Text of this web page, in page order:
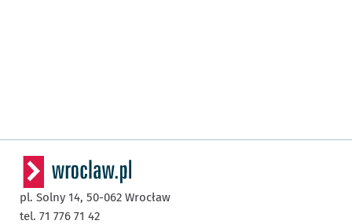
pl. Solny 14, 50-062 Wrocław
tel. 71 776 71 42